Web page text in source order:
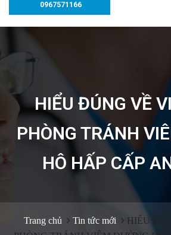
0967571166
HIỂU ĐÚNG VỀ
PHÒNG TRÁNH
HÔ HẤP CẤP
Trang chủ Tin tức mới
HIỂU